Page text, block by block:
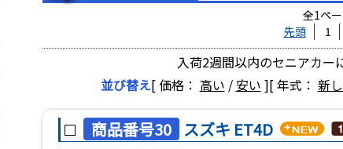
全1ペ
先頭
1
入荷2週間以内のセニアカー
並び替え[ 価格： 高い /安い ][ 年式： 新
商品番号30 スズキ ET4D